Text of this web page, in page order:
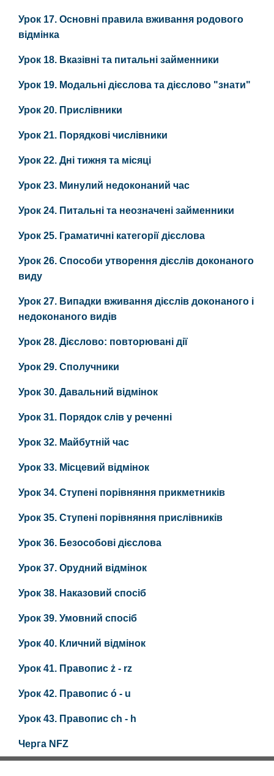
Урок 17. Основні правила вживання родового
відмінка
Урок 18. Вказівні та питальні займенники
Урок 19. Модальні дієслова та дієслово "знати"
Урок 20. Прислівники
Урок 21. Порядкові числівники
Урок 22. Дні тижня та місяці
Урок 23. Минулий недоконаний час
Урок 24. Питальні та неозначені займенники
Урок 25. Граматичні категорії дієслова
Урок 26. Способи утворення дієслів доконаного
виду
Урок 27. Випадки вживання дієслів доконаного і
недоконаного видів
Урок 28. Дієслово: повторювані дії
Урок 29. Сполучники
Урок 30. Давальний відмінок
Урок 31. Порядок слів у реченні
Урок 32. Майбутній час
Урок 33. Місцевий відмінок
Урок 34. Ступені порівняння прикметників
Урок 35. Ступені порівняння прислівників
Урок 36. Безособові дієслова
Урок 37. Орудний відмінок
Урок 38. Наказовий спосіб
Урок 39. Умовний спосіб
Урок 40. Кличний відмінок
Урок 41. Правопис ż - rz
Урок 42. Правопис ó - u
Урок 43. Правопис ch - h
Черга NFZ